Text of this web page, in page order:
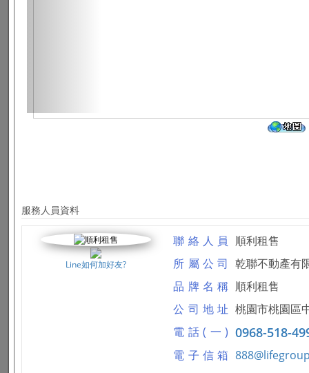
服務人員資料
Line如何加好友?
聯絡人員 順利租售
所屬公司 乾聯不動產有
品牌名稱 順利租售
公司地址 桃園市桃園區
電話(一) 0968-518-
電子信箱